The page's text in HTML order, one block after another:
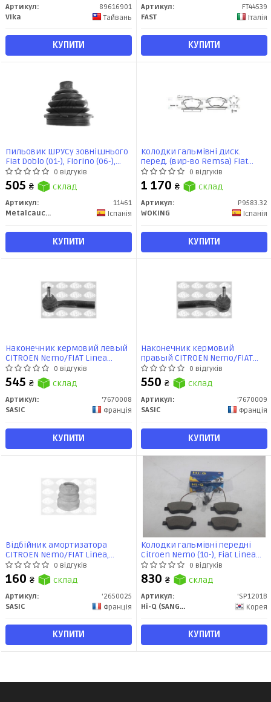
Артикул:
89616901
Vika
Тайвань
КУПИТИ
Артикул:
FT44539
FAST
Італія
КУПИТИ
Пильовик ШРУСу зовнішнього
Fiat Doblo (01-), Fiorino (06-),
Linea (07-) 1.4, 1.6 (11461)
Metalcaucho
0 відгуків
505 ₴ склад
Артикул:
11461
Metalcaucho
Іспанія
КУПИТИ
Колодки гальмівні диск.
перед. (вир-во Remsa) Fiat
Linea Punto 500 / Opel Corsa D /
PSA Nemo Bipper 1,3d (P9583.32)
WOKING
0 відгуків
1 170 ₴ склад
Артикул:
P9583.32
WOKING
Іспанія
КУПИТИ
Наконечник кермовий левый
CITROEN Nemo/FIAT Linea
Fiorino Qubo/PEUGEOT Bipper
(7670008) Sasic
0 відгуків
545 ₴ склад
Артикул:
'7670008
SASIC
Франція
КУПИТИ
Наконечник кермовий
правый CITROEN Nemo/FIAT
Linea Fiorino Qubo/PEUGEOT
Bipper (7670009) Sasic
0 відгуків
550 ₴ склад
Артикул:
'7670009
SASIC
Франція
КУПИТИ
Відбійник амортизатора
CITROEN Nemo/FIAT Linea,
Grande Punto, Fiorino/PEUGEOT
Bipper (2650025) Sasic
0 відгуків
160 ₴ склад
Артикул:
'2650025
SASIC
Франція
КУПИТИ
Колодки гальмівні передні
Citroen Nemo (10-), Fiat Linea
(323) (07-), Peugeot Bipper (10-)
(SP1201B) HI-Q
0 відгуків
830 ₴ склад
Артикул:
'SP1201B
Hi-Q (SANGSIN)
Корея
КУПИТИ